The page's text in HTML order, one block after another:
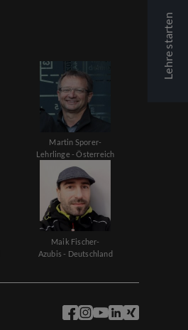
Martin Sporer-
Lehrlinge - Österreich
Maik Fischer-
Azubis - Deutschland
Lehre starten